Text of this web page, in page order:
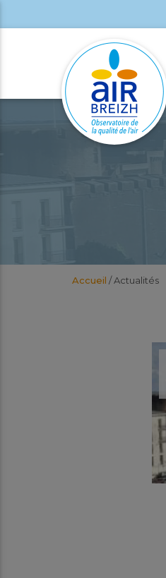
Accueil /Actualités